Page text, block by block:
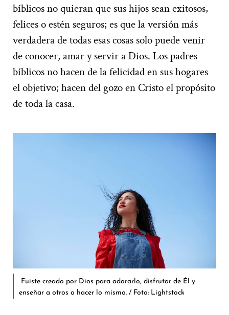
bíblicos no quieran que sus hijos sean exitosos,
felices o estén seguros; es que la versión más
verdadera de todas esas cosas solo puede venir
de conocer, amar y servir a Dios. Los padres
bíblicos no hacen de la felicidad en sus hogares
el objetivo; hacen del gozo en Cristo el propósito
de toda la casa.
Fuiste creado por Dios para adorarlo, disfrutar de Él y
enseñar a otros a hacer lo mismo. / Foto: Lightstock